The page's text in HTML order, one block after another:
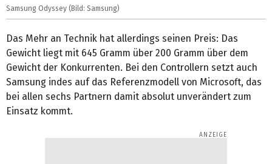
Samsung Odyssey (Bild: Samsung)
Das Mehr an Technik hat allerdings seinen Preis: Das
Gewicht liegt mit 645 Gramm über 200 Gramm über dem
Gewicht der Konkurrenten. Bei den Controllern setzt auch
Samsung indes auf das Referenzmodell von Microsoft, das
bei allen sechs Partnern damit absolut unverändert zum
Einsatz kommt.